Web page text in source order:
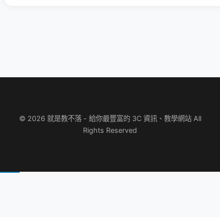
© 2026 就是教不落 - 給你最豐富的 3C 資訊、教學網站 All
Rights Reserved